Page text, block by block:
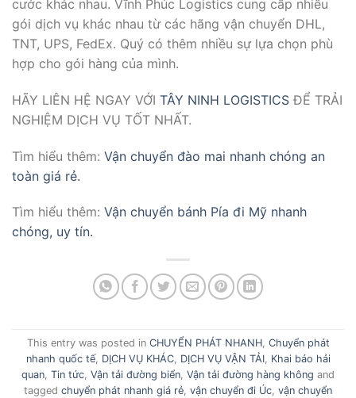
cước khác nhau. Vĩnh Phúc Logistics cung cấp nhiều
gói dịch vụ khác nhau từ các hãng vận chuyển DHL,
TNT, UPS, FedEx. Quý có thêm nhiều sự lựa chọn phù
hợp cho gói hàng của mình.
HÃY LIÊN HỆ NGAY VỚI TÂY NINH LOGISTICS ĐỂ TRẢI
NGHIỆM DỊCH VỤ TỐT NHẤT.
Tìm hiểu thêm: Vận chuyển đào mai nhanh chóng an
toàn giá rẻ.
Tìm hiểu thêm: Vận chuyển bánh Pía đi Mỹ nhanh
chóng, uy tín.
This entry was posted in CHUYỂN PHÁT NHANH, Chuyển phát
nhanh quốc tế, DỊCH VỤ KHÁC, DỊCH VỤ VẬN TẢI, Khai báo hải
quan Tin tức Vận tải đường biển Vận tải đường hàng không and
tagged chuyển phát nhanh giá rẻ vận chuyển đi Úc vận chuyển